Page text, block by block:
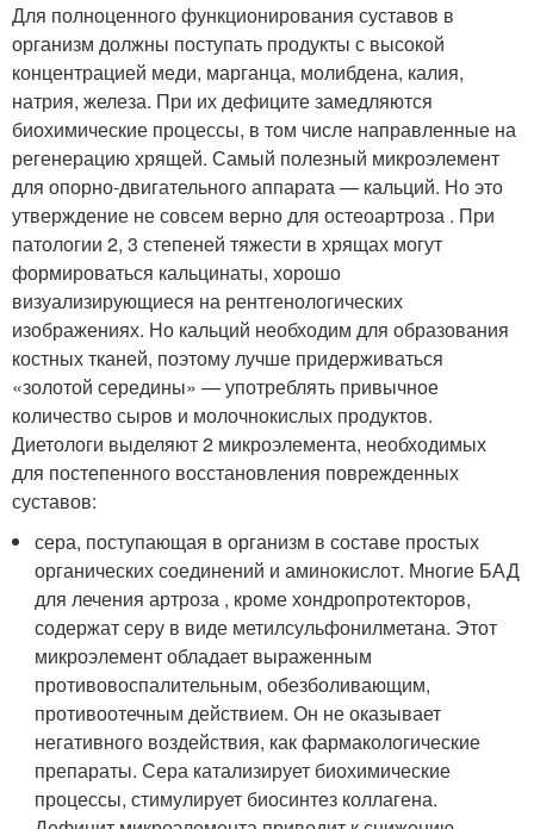
Для полноценного функционирования суставов в
организм должны поступать продукты с высокой
концентрацией меди, марганца, молибдена, калия,
натрия, железа. При их дефиците замедляются
биохимические процессы, в том числе направленные на
регенерацию хрящей. Самый полезный микроэлемент
для опорно-двигательного аппарата — кальций. Но это
утверждение не совсем верно для остеоартроза . При
патологии 2, 3 степеней тяжести в хрящах могут
формироваться кальцинаты, хорошо
визуализирующиеся на рентгенологических
изображениях. Но кальций необходим для образования
костных тканей, поэтому лучше придерживаться
«золотой середины» — употреблять привычное
количество сыров и молочнокислых продуктов.
Диетологи выделяют 2 микроэлемента, необходимых
для постепенного восстановления поврежденных
суставов:
сера, поступающая в организм в составе простых
органических соединений и аминокислот. Многие БАД
для лечения артроза , кроме хондропротекторов,
содержат серу в виде метилсульфонилметана. Этот
микроэлемент обладает выраженным
противовоспалительным, обезболивающим,
противоотечным действием. Он не оказывает
негативного воздействия, как фармакологические
препараты. Сера катализирует биохимические
процессы, стимулирует биосинтез коллагена.